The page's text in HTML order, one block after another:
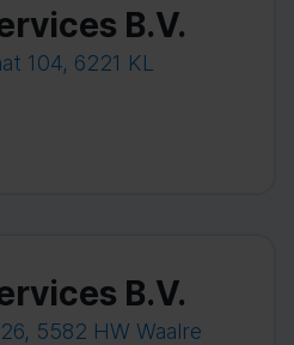
B.V.
104, 6221 KL
B.V.
5582 HW Waalre